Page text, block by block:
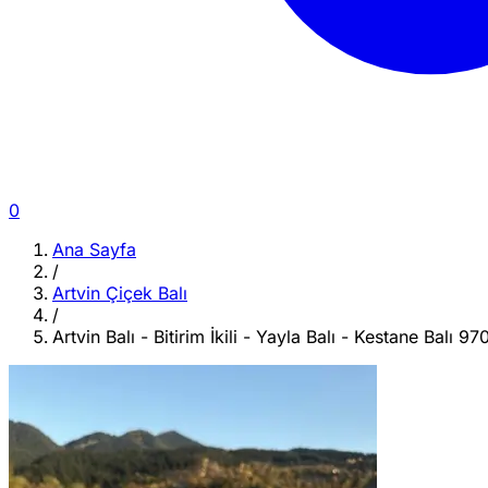
0
Ana Sayfa
/
Artvin Çiçek Balı
/
Artvin Balı - Bitirim İkili - Yayla Balı - Kestane Balı